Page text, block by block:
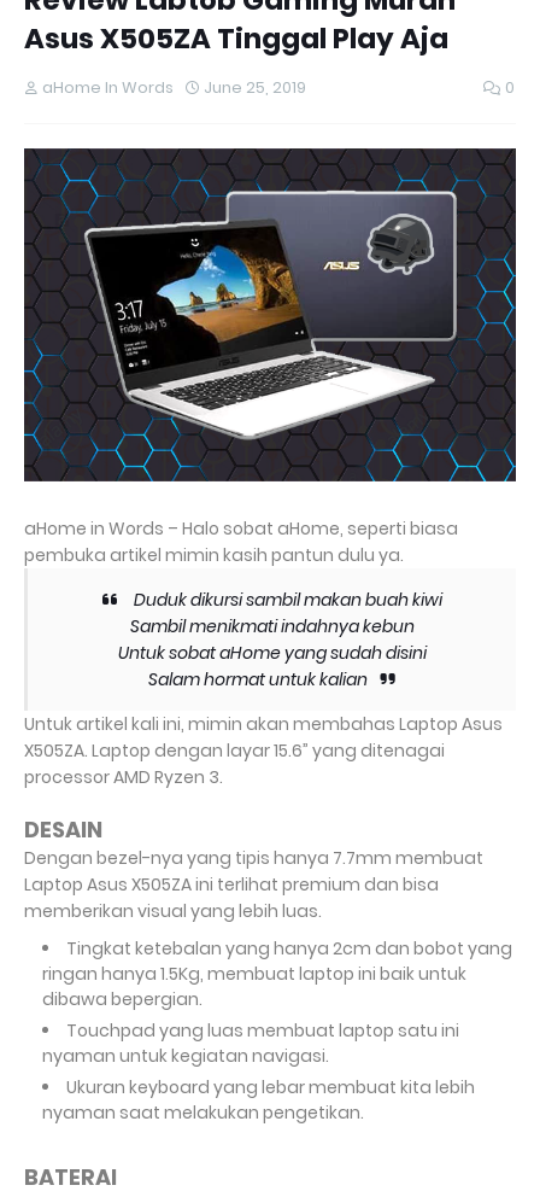
Asus X505ZA Tinggal Play Aja
aHome In Words June 25, 2019 0
aHome in Words – Halo sobat aHome, seperti biasa
pembuka artikel mimin kasih pantun dulu ya.
Duduk dikursi sambil makan buah kiwi
Sambil menikmati indahnya kebun
Untuk sobat aHome yang sudah disini
Salam hormat untuk kalian
Untuk artikel kali ini, mimin akan membahas Laptop Asus
X505ZA. Laptop dengan layar 15.6” yang ditenagai
processor AMD Ryzen 3.
DESAIN
Dengan bezel-nya yang tipis hanya 7.7mm membuat
Laptop Asus X505ZA ini terlihat premium dan bisa
memberikan visual yang lebih luas.
Tingkat ketebalan yang hanya 2cm dan bobot yang
ringan hanya 1.5Kg, membuat laptop ini baik untuk
dibawa bepergian.
Touchpad yang luas membuat laptop satu ini
nyaman untuk kegiatan navigasi.
Ukuran keyboard yang lebar membuat kita lebih
nyaman saat melakukan pengetikan.
BATERAI